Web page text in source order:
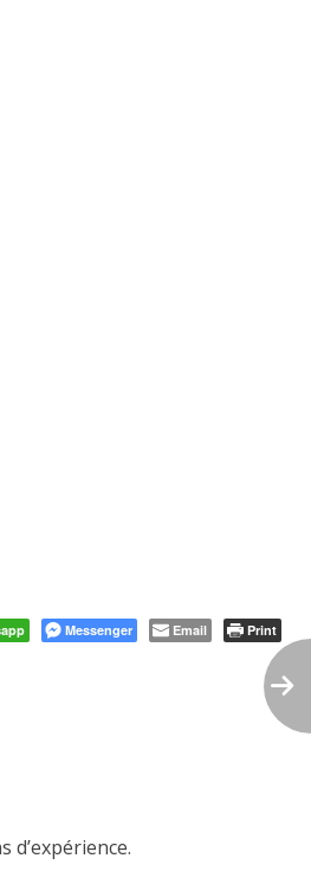
Messenger Email Print
d’expérience.